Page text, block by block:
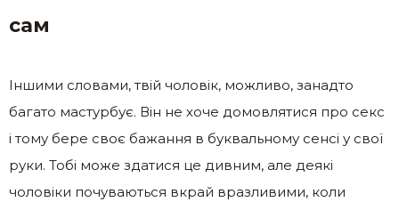
сам
Іншими словами, твій чоловік, можливо, занадто
багато мастурбує. Він не хоче домовлятися про секс
і тому бере своє бажання в буквальному сенсі у свої
руки. Тобі може здатися це дивним, але деякі
чоловіки почуваються вкрай вразливими, коли